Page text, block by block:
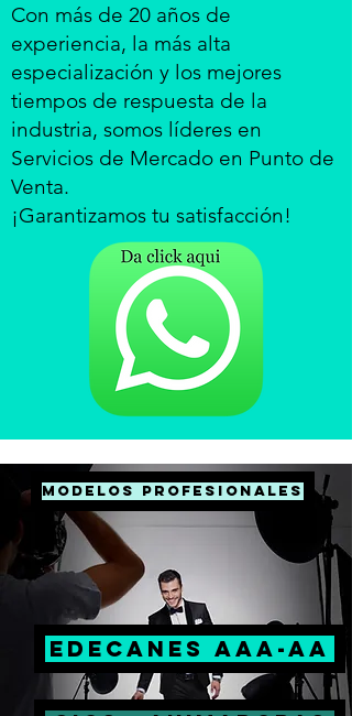
Con más de 20 años de
experiencia, la más alta
especialización y los mejores
tiempos de respuesta de la
industria, somos líderes en
Servicios de Mercado en Punto de
Venta.
¡Garantizamos tu satisfacción!
MODELOS PROFESIONALES
EDECANES AAA-AA